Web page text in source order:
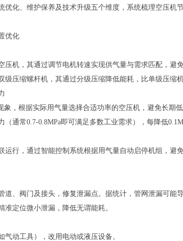
优化、维护保养及技术升级五个维度，系统梳理空压机
优化
压机，其通过调节电机转速实现供气量与需求匹配，避
级压缩螺杆机，其通过分级压缩降低能耗，比单级压缩机
象，根据实际用气量选择合适功率的空压机，避免长期
（通常0.7-0.8MPa即可满足多数工业需求），每降低
运行，通过智能控制系统根据用气量自动启停机组，避
道、阀门及接头，修复泄漏点。据统计，管网泄漏可能导
准定位微小泄漏，降低无谓能耗。
气动工具），改用电动或液压设备。